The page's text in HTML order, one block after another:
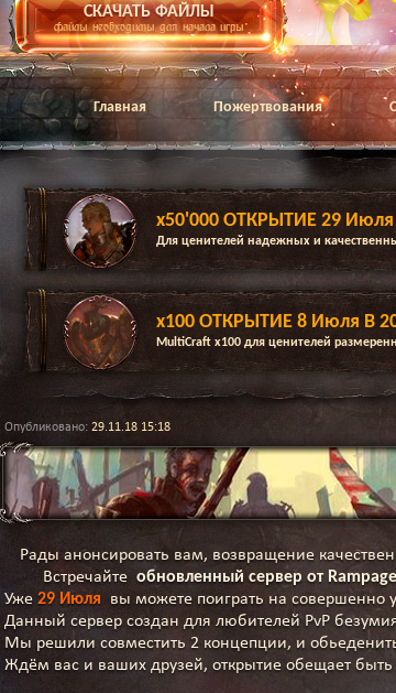
СКАЧАТЬ ФАЙЛЫ
файлы необходимы для начала игры
Главная Пожертвования
x50'000 ОТКРЫТИЕ 29 Июля
Для ценителей надежных и
x100 ОТКРЫТИЕ 8 Июля В
MultiCraft x100 для ценителей
Опубликовано: 29.11.18 15:18
Рады анонсировать вам, возвращение
Встречайте обновленный сервер от
Уже 29 Июля вы можете поиграть на совершенно
Данный сервер создан для любителей PvP
Мы решили совместить 2 концепции, и
Ждём вас и ваших друзей, открытие обещает